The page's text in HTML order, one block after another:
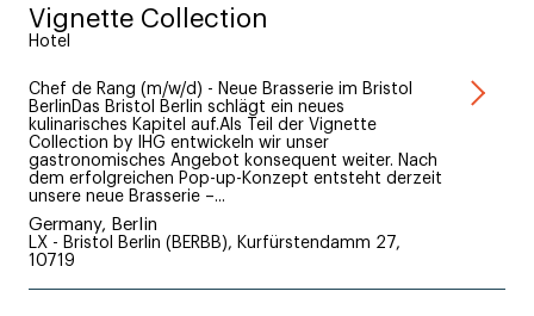
Vignette Collection
Hotel
Chef de Rang (m/w/d) - Neue Brasserie im Bristol
BerlinDas Bristol Berlin schlägt ein neues
kulinarisches Kapitel auf.Als Teil der Vignette
Collection by IHG entwickeln wir unser
gastronomisches Angebot konsequent weiter. Nach
dem erfolgreichen Pop-up-Konzept entsteht derzeit
unsere neue Brasserie –...
Germany, Berlin
LX - Bristol Berlin (BERBB), Kurfürstendamm 27,
10719